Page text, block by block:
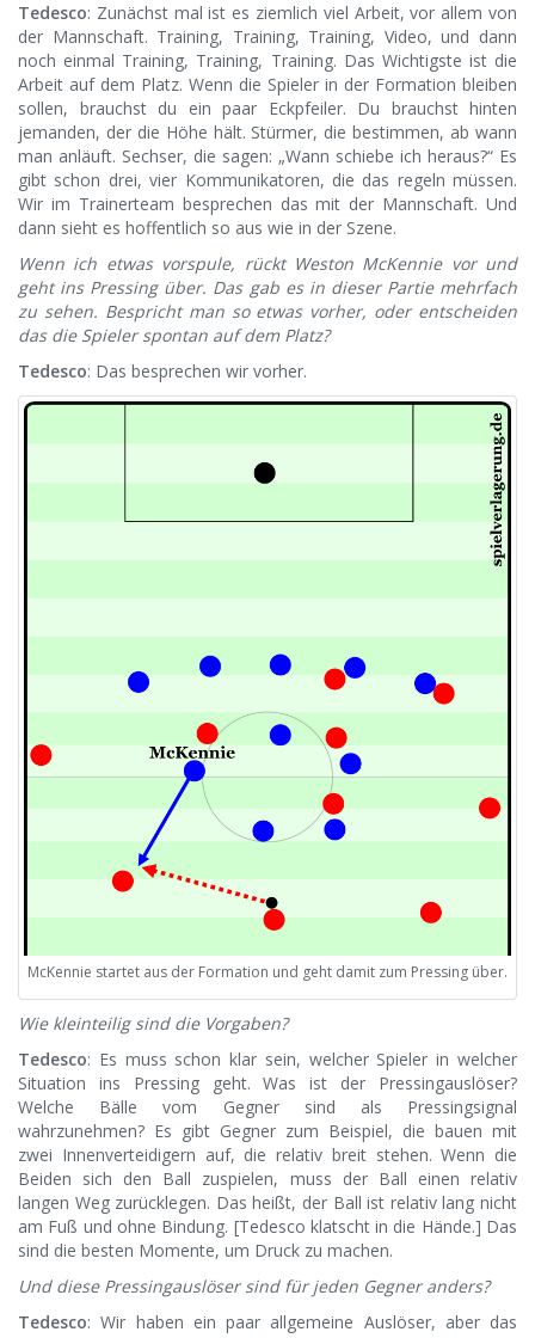
Tedesco: Zunächst mal ist es ziemlich viel Arbeit, vor allem von
der Mannschaft. Training, Training, Training, Video, und dann
noch einmal Training, Training, Training. Das Wichtigste ist die
Arbeit auf dem Platz. Wenn die Spieler in der Formation bleiben
sollen, brauchst du ein paar Eckpfeiler. Du brauchst hinten
jemanden, der die Höhe hält. Stürmer, die bestimmen, ab wann
man anläuft. Sechser, die sagen: „Wann schiebe ich heraus?“ Es
gibt schon drei, vier Kommunikatoren, die das regeln müssen.
Wir im Trainerteam besprechen das mit der Mannschaft. Und
dann sieht es hoffentlich so aus wie in der Szene.
Wenn ich etwas vorspule, rückt Weston McKennie vor und
geht ins Pressing über. Das gab es in dieser Partie mehrfach
zu sehen. Bespricht man so etwas vorher, oder entscheiden
das die Spieler spontan auf dem Platz?
Tedesco: Das besprechen wir vorher.
McKennie startet aus der Formation und geht damit zum Pressing über.
Wie kleinteilig sind die Vorgaben?
Tedesco: Es muss schon klar sein, welcher Spieler in welcher
Situation ins Pressing geht. Was ist der Pressingauslöser?
Welche Bälle vom Gegner sind als Pressingsignal
wahrzunehmen? Es gibt Gegner zum Beispiel, die bauen mit
zwei Innenverteidigern auf, die relativ breit stehen. Wenn die
Beiden sich den Ball zuspielen, muss der Ball einen relativ
langen Weg zurücklegen. Das heißt, der Ball ist relativ lang nicht
am Fuß und ohne Bindung. [Tedesco klatscht in die Hände.] Das
sind die besten Momente, um Druck zu machen.
Und diese Pressingauslöser sind für jeden Gegner anders?
Tedesco: Wir haben ein paar allgemeine Auslöser, aber das